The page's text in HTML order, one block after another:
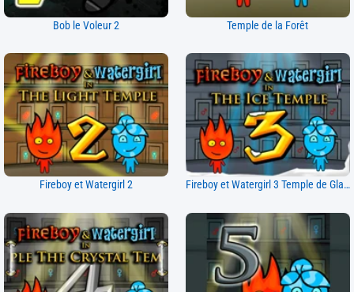
Bob le Voleur 2 Temple de la Forêt
Fireboy et Watergirl 2 Fireboy et Watergirl 3 Temple de Glace